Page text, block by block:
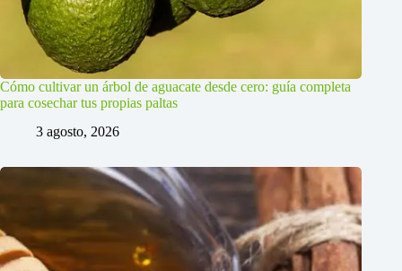
Cómo cultivar un árbol de aguacate desde cero: guía completa
para cosechar tus propias paltas
3 agosto, 2026